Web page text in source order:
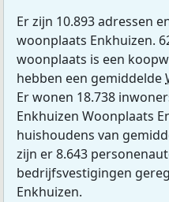
Er zijn 10.893 adressen
woonplaats Enkhuizen.
woonplaats is een
hebben een gemiddelde
Er wonen 18.738
Enkhuizen Woonplaats
huishoudens van
zijn er 8.643
bedrijfsvestigingen
Enkhuizen.